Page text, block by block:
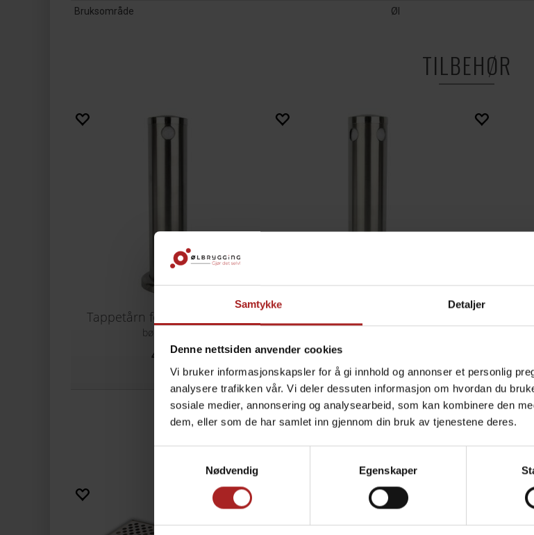
Samtykke Detaljer
Denne nettsiden anvender cookies
Vi bruker informasjonskapsler for å gi innhold og annonser et personlig
analysere trafikken vår. Vi deler dessuten informasjon om hvordan du
sosiale medier, annonsering og analysearbeid, som kan kombinere den
dem, eller som de har samlet inn gjennom din bruk av tjenestene deres.
Nødvendig
Egenskaper
Bruksområde
Øl
TILBEHØR
Tappetårn for 1 kran - Blank
børstet stål
489,-
ALTERNATIVER